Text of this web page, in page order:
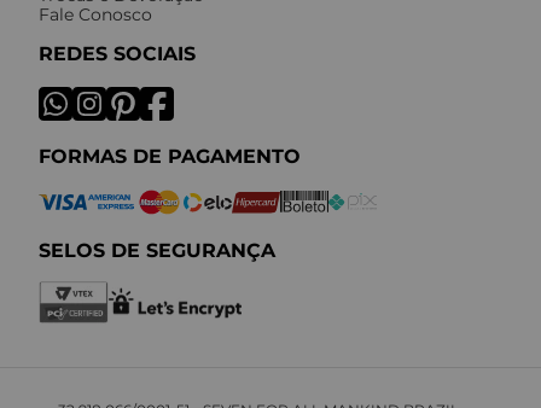
Fale Conosco
REDES SOCIAIS
FORMAS DE PAGAMENTO
SELOS DE SEGURANÇA